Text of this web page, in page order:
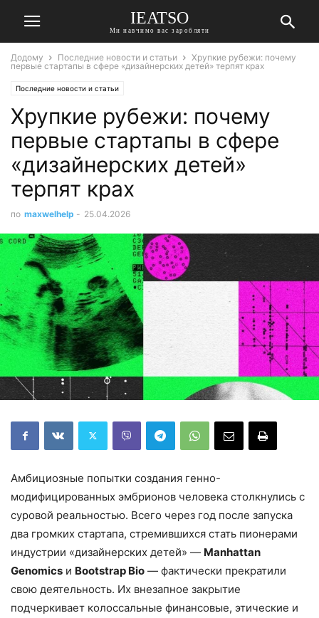
IEATSO
Ми навчимо вас заробляти
Додому Последние новости и статьи
Хрупкие рубежи: почему
первые стартапы в сфере «дизайнерских детей» терпят крах
Последние новости и статьи
Хрупкие рубежи: почему
первые стартапы в сфере
«дизайнерских детей»
терпят крах
по maxwelhelp - 25.04.2026
Амбициозные попытки создания генно-
модифицированных эмбрионов человека столкнулись с
суровой реальностью. Всего через год после запуска
два громких стартапа, стремившихся стать пионерами
индустрии «дизайнерских детей» — Manhattan
Genomics и Bootstrap Bio — фактически прекратили
свою деятельность. Их внезапное закрытие
подчеркивает колоссальные финансовые, этические и